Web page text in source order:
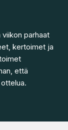
parhaat
kertoimet ja
että